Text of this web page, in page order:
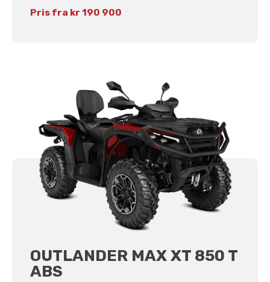
Pris fra kr 190 900
OUTLANDER MAX XT 850 T
ABS